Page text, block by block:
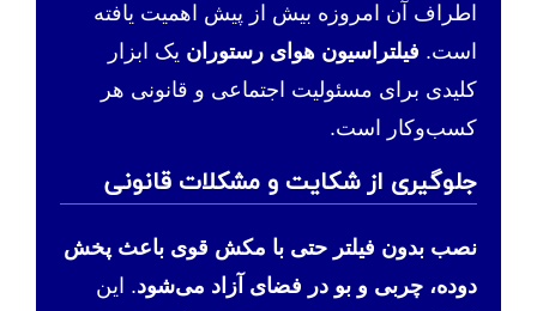
اطراف آن امروزه بیش از پیش اهمیت یافته
است. فیلتراسیون هوای رستوران یک ابزار
کلیدی برای مسئولیت اجتماعی و قانونی هر
کسب‌وکار است.
جلوگیری از شکایت و مشکلات قانونی
نصب بدون فیلتر حتی با مکش قوی باعث پخش
دوده، چربی و بو در فضای آزاد می‌شود. این